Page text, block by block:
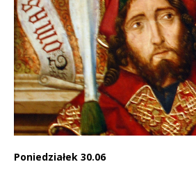
Poniedziałek 30.06